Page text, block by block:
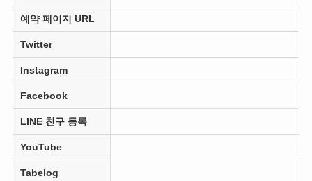
예약 페이지 URL
Twitter
Instagram
Facebook
LINE 친구 등록
YouTube
Tabelog